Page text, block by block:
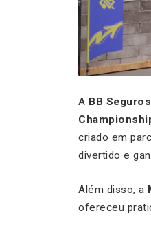
A BB Seguros
criado em
divertido e
Além disso, a
ofereceu